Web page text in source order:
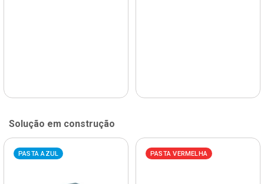
Solução em construção
PASTA AZUL PASTA VERMELHA